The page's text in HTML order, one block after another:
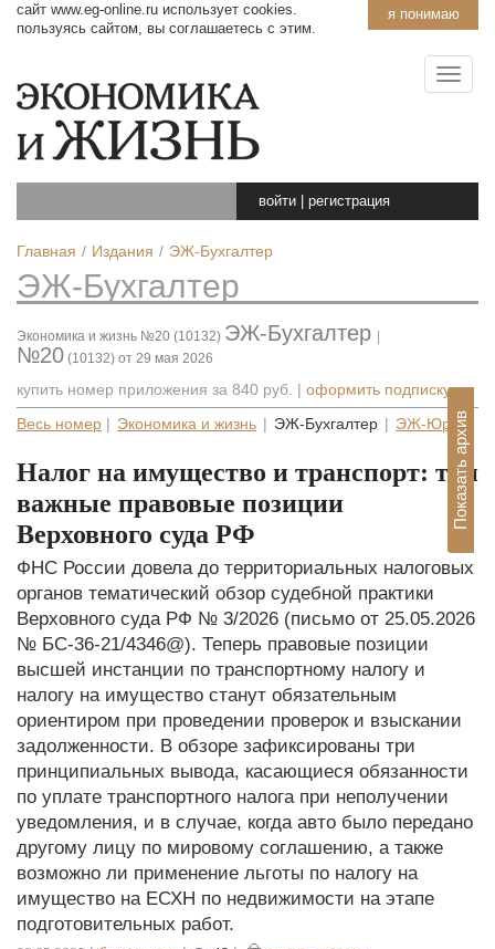
я понимаю
сайт www.eg-online.ru использует cookies.
пользуясь сайтом, вы соглашаетесь с этим.
войти регистрация
Главная Издания ЭЖ-Бухгалтер
ЭЖ-Бухгалтер
Экономика и жизнь №20 (10132) ЭЖ-Бухгалтер
№20 (10132) от 29 мая 2026
купить номер приложения за 840 руб. | оформить подписку
Весь номер Экономика и жизнь ЭЖ-Бухгалтер ЭЖ-Юрист
Показать архив
Налог на имущество и транспорт: три
важные правовые позиции
Верховного суда РФ
ФНС России довела до территориальных налоговых
органов тематический обзор судебной практики
Верховного суда РФ № 3/2026 (письмо от 25.05.2026
№ БС-36-21/4346@). Теперь правовые позиции
высшей инстанции по транспортному налогу и
налогу на имущество станут обязательным
ориентиром при проведении проверок и взыскании
задолженности. В обзоре зафиксированы три
принципиальных вывода, касающиеся обязанности
по уплате транспортного налога при неполучении
уведомления, и в случае, когда авто было передано
другому лицу по мировому соглашению, а также
возможно ли применение льготы по налогу на
имущество на ЕСХН по недвижимости на этапе
подготовительных работ.